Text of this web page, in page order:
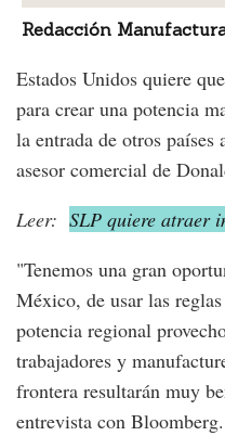
Redacción
Estados Unidos quiere
para crear una potencia
la entrada de otros
asesor comercial de
Leer: SLP quiere atraer
"Tenemos una gran
México, de usar las
potencia regional
trabajadores y
frontera resultarán muy
entrevista con Bloomberg.